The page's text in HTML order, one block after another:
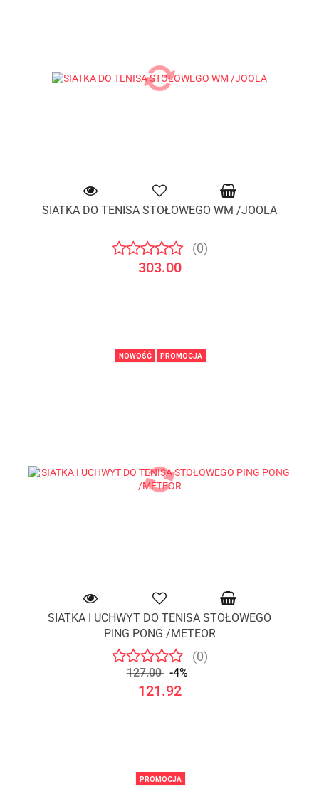
SIATKA DO TENISA STOŁOWEGO WM /JOOLA
(0)
303.00
NOWOŚĆ PROMOCJA
SIATKA I UCHWYT DO TENISA STOŁOWEGO
PING PONG /METEOR
(0)
127.00 -4%
121.92
PROMOCJA